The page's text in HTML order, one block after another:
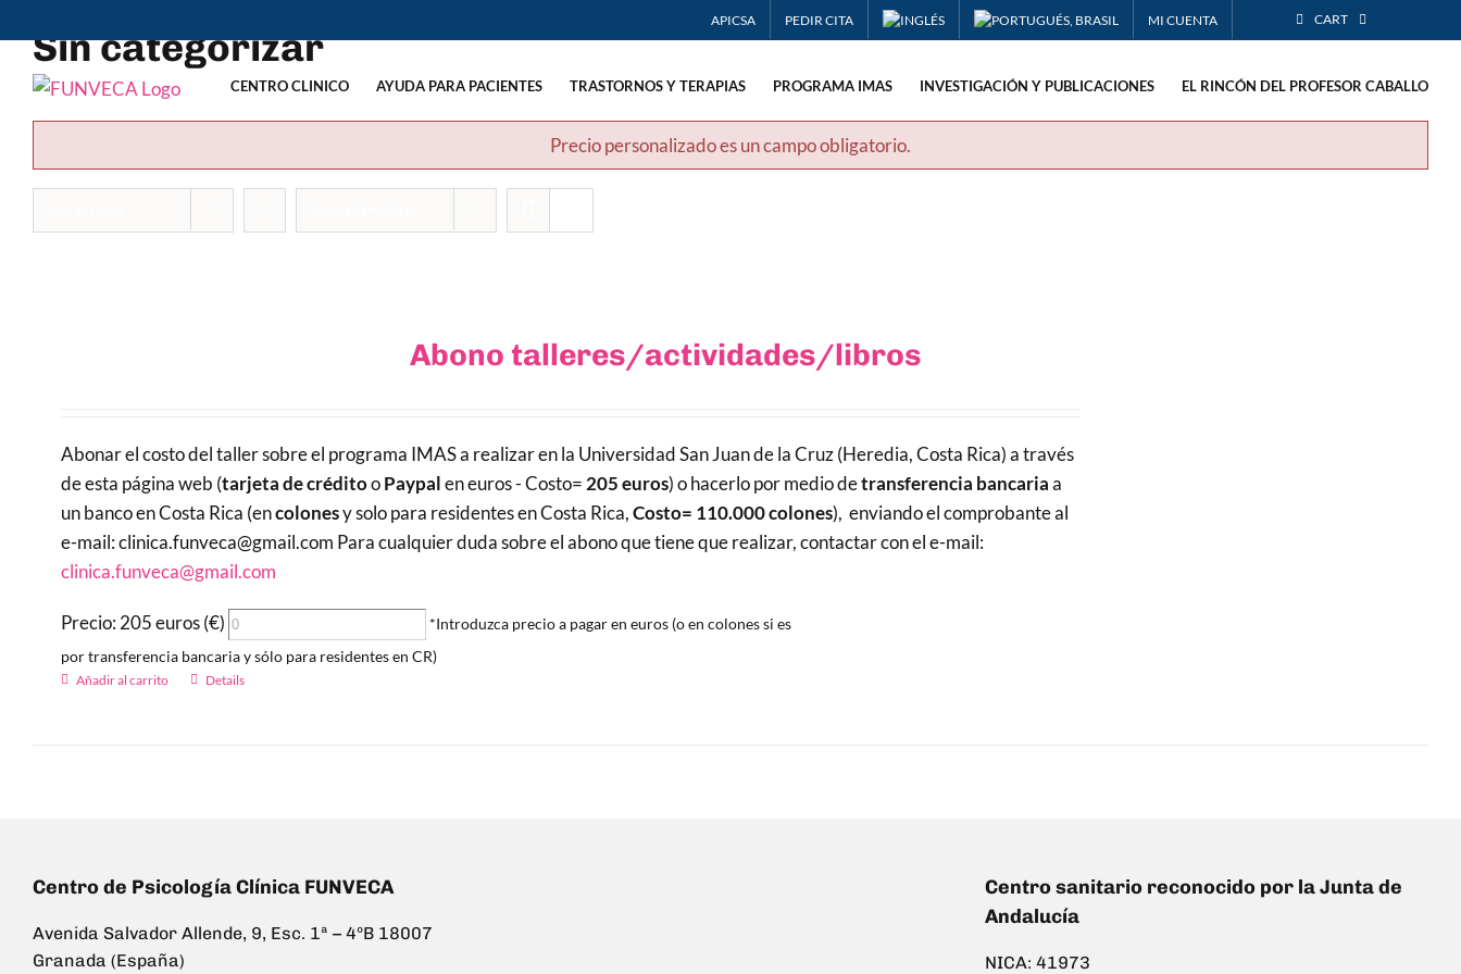
to
content
APICSA PEDIR CITA MI CUENTA CART
CENTRO CLINICO AYUDA PARA PACIENTES TRASTORNOS Y TERAPIAS PROGRAMA IMAS INVESTIGACIÓN Y PUBLICACIONES EL RINCÓN DEL PROFESOR CABALLO
Sin categorizar
Precio personalizado es un campo obligatorio.
Abono talleres/actividades/libros
Abonar el costo del taller sobre el programa IMAS a realizar en la Universidad San Juan de la Cruz (Heredia, Costa Rica) a través
de esta página web (tarjeta de créditooPaypalen euros - Costo= 205 euros) o hacerlo por medio detransferencia bancariaa
un banco en Costa Rica (encolonesy solo para residentes en Costa Rica,Costo= 110.000 colones), enviando el comprobante al
e-mail: clinica.funveca@gmail.com Para cualquier duda sobre el abono que tiene que realizar, contactar con el e-mail:
clinica.funveca@gmail.com
Precio: 205 euros (€)
*Introduzca precio a pagar en euros (o en colones si es
por transferencia bancaria y sólo para residentes en CR)
Añadir al carrito Details
Centro de Psicología Clínica FUNVECA
Avenida Salvador Allende, 9, Esc. 1ª – 4ºB 18007
Granada (España)
Centro sanitario reconocido por la Junta de
Andalucía
NICA: 41973